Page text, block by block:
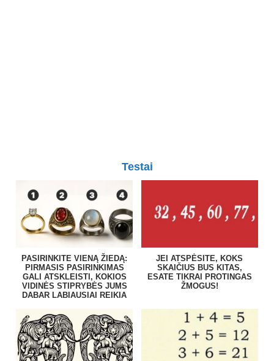
Testai
PASIRINKITE VIENĄ ŽIEDĄ:
PIRMASIS PASIRINKIMAS
GALI ATSKLEISTI, KOKIOS
VIDINĖS STIPRYBĖS JUMS
DABAR LABIAUSIAI REIKIA
JEI ATSPĖSITE, KOKS
SKAIČIUS BUS KITAS,
ESATE TIKRAI PROTINGAS
ŽMOGUS!